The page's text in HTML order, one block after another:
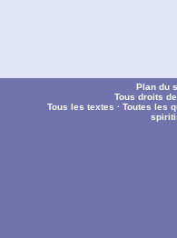
Plan du
Tous droits
Tous les textes ·Toutes les